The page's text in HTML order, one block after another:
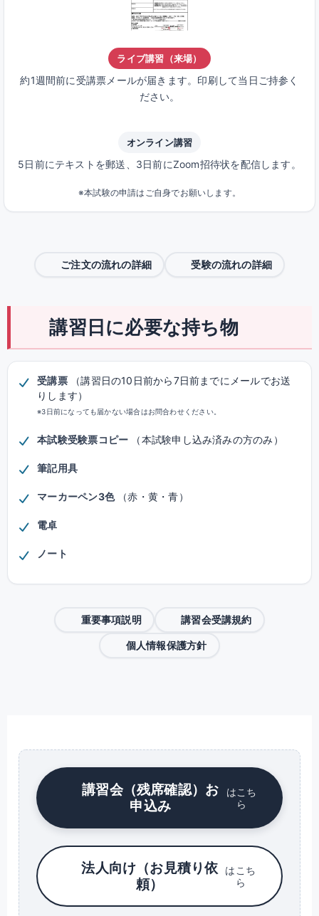
ライブ講習（来場）
約1週間前に受講票メールが届きます。印刷して当日ご持参く
ださい。
オンライン講習
5日前にテキストを郵送、3日前にZoom招待状を配信します。
※本試験の申請はご自身でお願いします。
ご注文の流れの詳細 受験の流れの詳細
講習日に必要な持ち物
受講票
（講習日の10日前から7日前までにメールでお送
りします）
※3日前になっても届かない場合はお問合わせください。
本試験受験票コピー （本試験申し込み済みの方のみ）
筆記用具
マーカーペン3色 （赤・黄・青）
電卓
ノート
重要事項説明 講習会受講規約
個人情報保護方針
講習会（残席確認）お
申込み
はこち
ら
法人向け（お見積り依
頼）
はこち
ら